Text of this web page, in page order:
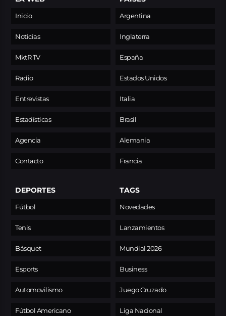
Inicio
Noticias
MktR TV
Radio
Entrevistas
Estadísticas
Agencia
Contacto
Argentina
Inglaterra
España
Estados Unidos
Italia
Brasil
Alemania
Francia
DEPORTES
Fútbol
Tenis
Básquet
Esports
Automovilismo
Fútbol Americano
TAGS
Novedades
Lanzamientos
Mundial 2026
Business
Juego Cruzado
Liga Nacional